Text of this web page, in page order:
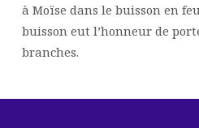
à Moïse dans le buisson en
buisson eut l’honneur de
branches.